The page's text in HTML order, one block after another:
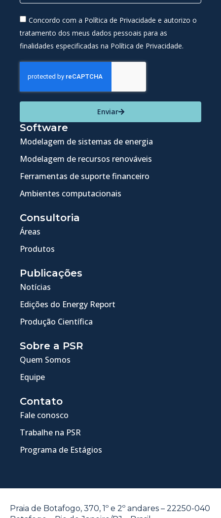
Concordo com a Política de Privacidade e autorizo o
tratamento dos meus dados pessoais para as
finalidades especificadas na Política de Privacidade.
Enviar
Software
Modelagem de sistemas de energia
Modelagem de recursos renováveis
Ferramentas de suporte financeiro
Ambientes computacionais
Consultoria
Áreas
Produtos
Publicações
Notícias
Edições do Energy Report
Produção Científica
Sobre a PSR
Quem Somos
Equipe
Contato
Fale conosco
Trabalhe na PSR
Programa de Estágios
Praia de Botafogo, 370, 1º e 2º andares – 22250-040